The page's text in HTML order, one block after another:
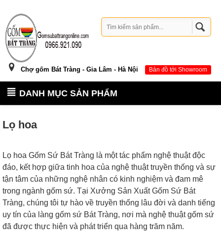
Chợ gốm Bát Tràng - Gia Lâm - Hà Nội Bản đồ tới Showroom
DANH MỤC SẢN PHẨM
Lọ hoa
Lọ hoa Gốm Sứ Bát Tràng là một tác phẩm nghệ thuật độc
đáo, kết hợp giữa tinh hoa của nghệ thuật truyền thống và sự
tận tâm của những nghệ nhân có kinh nghiệm và đam mê
trong ngành gốm sứ. Tại Xưởng Sản Xuất Gốm Sứ Bát
Tràng, chúng tôi tự hào về truyền thống lâu đời và danh tiếng
uy tín của làng gốm sứ Bát Tràng, nơi mà nghệ thuật gốm sứ
đã được thực hiện và phát triển qua hàng trăm năm.